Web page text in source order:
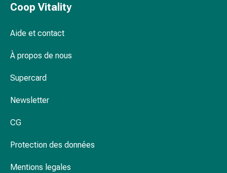
Bach
base
bourgeons
Schüssler
Anthroposophiques
Coop Vitality
Aide et contact
À propos de nous
Supercard
Newsletter
CG
Protection des données
Mentions legales